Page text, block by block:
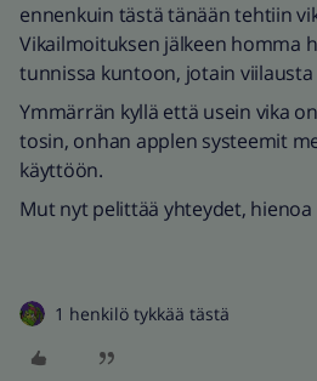
ennenkuin tästä tänään tehtiin
Vikailmoituksen jälkeen homma
tunnissa kuntoon, jotain
Ymmärrän kyllä että usein vika
tosin, onhan applen systeemit
käyttöön.
Mut nyt pelittää yhteydet,
1 henkilö tykkää tästä